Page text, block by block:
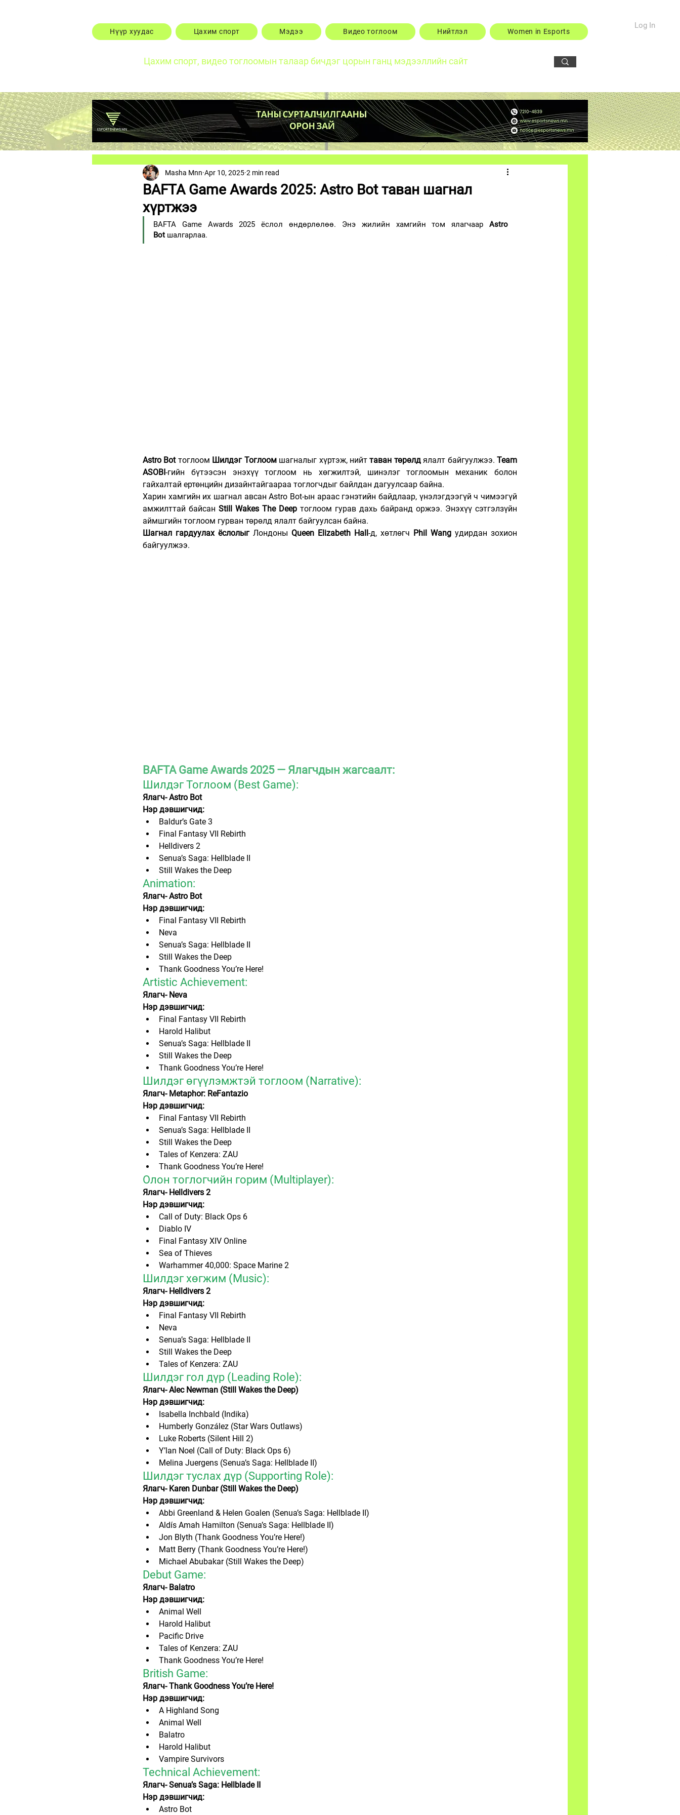
Нүүр хуудас Цахим спорт Мэдээ Видео тоглоом Нийтлэл Women in Esports
Log In
Цахим спорт, видео тоглоомын талаар бичдэг цорын ганц мэдээллийн сайт
BAFTA Game Awards 2025: Astro Bot таван шагнал
хүртжээ
Masha Mnn Apr 10, 2025 2 min read
BAFTA Game Awards 2025 ёслол өндөрлөлөө. Энэ жилийн хамгийн том ялагчаар Astro
Bot шалгарлаа.
Astro Bot тоглоом Шилдэг Тоглоом шагналыг хүртэж, нийт таван төрөлд ялалт байгуулжээ. Team
ASOBI -гийн бүтээсэн энэхүү тоглоом нь хөгжилтэй, шинэлэг тоглоомын механик болон
гайхалтай ертөнцийн дизайнтайгаараа тоглогчдыг байлдан дагуулсаар байна.
Харин хамгийн их шагнал авсан Astro Bot-ын араас гэнэтийн байдлаар, үнэлэгдээгүй ч чимээгүй
амжилттай байсан Still Wakes The Deep тоглоом гурав дахь байранд оржээ. Энэхүү сэтгэлзүйн
аймшгийн тоглоом гурван төрөлд ялалт байгуулсан байна.
Шагнал гардуулах ёслолыг Лондоны Queen Elizabeth Hall -д, хөтлөгч Phil Wang удирдан зохион
байгуулжээ.
BAFTA Game Awards 2025 — Ялагчдын жагсаалт:
Шилдэг Тоглоом (Best Game):
Ялагч- Astro Bot
Нэр дэвшигчид:
Baldur’s Gate 3
Final Fantasy VII Rebirth
Helldivers 2
Senua’s Saga: Hellblade II
Still Wakes the Deep
Animation:
Ялагч- Astro Bot
Нэр дэвшигчид:
Final Fantasy VII Rebirth
Neva
Senua’s Saga: Hellblade II
Still Wakes the Deep
Thank Goodness You’re Here!
Artistic Achievement:
Ялагч- Neva
Нэр дэвшигчид:
Final Fantasy VII Rebirth
Harold Halibut
Senua’s Saga: Hellblade II
Still Wakes the Deep
Thank Goodness You’re Here!
Шилдэг өгүүлэмжтэй тоглоом (Narrative):
Ялагч- Metaphor: ReFantazio
Нэр дэвшигчид:
Final Fantasy VII Rebirth
Senua’s Saga: Hellblade II
Still Wakes the Deep
Tales of Kenzera: ZAU
Thank Goodness You’re Here!
Олон тоглогчийн горим (Multiplayer):
Ялагч- Helldivers 2
Нэр дэвшигчид:
Call of Duty: Black Ops 6
Diablo IV
Final Fantasy XIV Online
Sea of Thieves
Warhammer 40,000: Space Marine 2
Шилдэг хөгжим (Music):
Ялагч- Helldivers 2
Нэр дэвшигчид:
Final Fantasy VII Rebirth
Neva
Senua’s Saga: Hellblade II
Still Wakes the Deep
Tales of Kenzera: ZAU
Шилдэг гол дүр (Leading Role):
Ялагч- Alec Newman (Still Wakes the Deep)
Нэр дэвшигчид:
Isabella Inchbald (Indika)
Humberly González (Star Wars Outlaws)
Luke Roberts (Silent Hill 2)
Y’lan Noel (Call of Duty: Black Ops 6)
Melina Juergens (Senua’s Saga: Hellblade II)
Шилдэг туслах дүр (Supporting Role):
Ялагч- Karen Dunbar (Still Wakes the Deep)
Нэр дэвшигчид:
Abbi Greenland & Helen Goalen (Senua’s Saga: Hellblade II)
Aldís Amah Hamilton (Senua’s Saga: Hellblade II)
Jon Blyth (Thank Goodness You’re Here!)
Matt Berry (Thank Goodness You’re Here!)
Michael Abubakar (Still Wakes the Deep)
Debut Game:
Ялагч- Balatro
Нэр дэвшигчид:
Animal Well
Harold Halibut
Pacific Drive
Tales of Kenzera: ZAU
Thank Goodness You’re Here!
British Game:
Ялагч- Thank Goodness You’re Here!
Нэр дэвшигчид:
A Highland Song
Animal Well
Balatro
Harold Halibut
Vampire Survivors
Technical Achievement:
Ялагч- Senua’s Saga: Hellblade II
Нэр дэвшигчид:
Astro Bot